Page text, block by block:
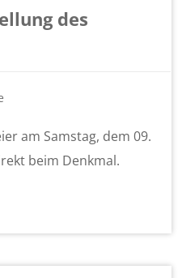
des
am Samstag, dem 09.
beim Denkmal.